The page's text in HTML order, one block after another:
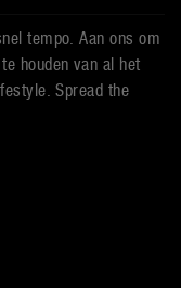
tempo. Aan ons om
houden van al het
Spread the